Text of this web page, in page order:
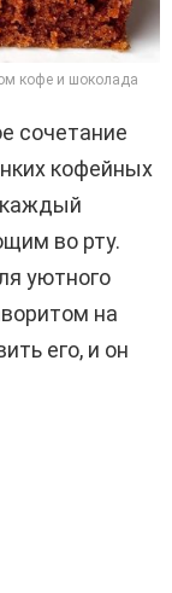
кофе и шоколада
сочетание
кофейных
каждый
во рту.
уютного
на
его, и он